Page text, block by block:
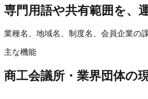
専門用語や共有範囲を、
業種名、地域名、制度名、会員企業の
主な機能
商工会議所・業界団体の